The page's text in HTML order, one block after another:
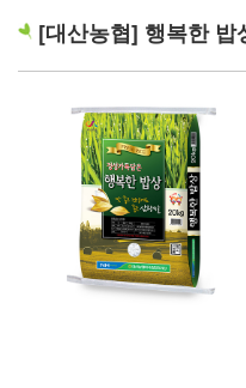
[대산농협] 행복한 밥